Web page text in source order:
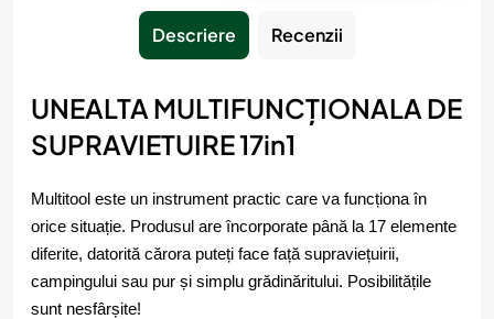
Descriere Recenzii
UNEALTA MULTIFUNCȚIONALA DE
SUPRAVIETUIRE 17in1
Multitool este un instrument practic care va funcționa în
orice situație. Produsul are încorporate până la 17 elemente
diferite, datorită cărora puteți face față supraviețuirii,
campingului sau pur și simplu grădinăritului. Posibilitățile
sunt nesfârșite!